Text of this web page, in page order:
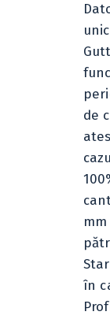
de
în